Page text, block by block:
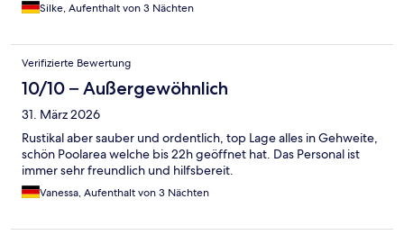
Silke, Aufenthalt von 3 Nächten
Verifizierte Bewertung
10/10 – Außergewöhnlich
31. März 2026
Rustikal aber sauber und ordentlich, top Lage alles in Gehweite,
schön Poolarea welche bis 22h geöffnet hat. Das Personal ist
immer sehr freundlich und hilfsbereit.
Vanessa, Aufenthalt von 3 Nächten